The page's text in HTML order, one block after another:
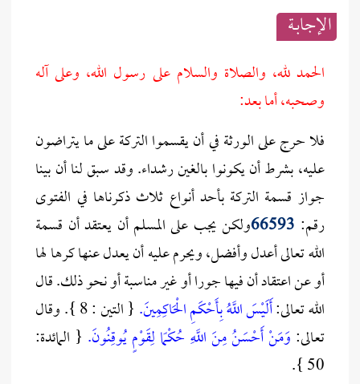
الإجابــة
الحمد لله، والصلاة والسلام على رسول الله، وعلى آله
وصحبه، أما بعد:
فلا حرج على الورثة في أن يقسموا التركة على ما يتراضون
عليه، بشرط أن يكونوا بالغين رشداء. وقد سبق لنا أن بينا
جواز قسمة التركة بأحد أنواع ثلاث ذكرناها في الفتوى
رقم: 66593ولكن يجب على المسلم أن يعتقد أن قسمة
الله تعالى أعدل وأفضل، ويحرم عليه أن يعدل عنها كرها لها
أو عن اعتقاد أن فيها جورا أو غير مناسبة أو نحو ذلك. قال
الله تعالى:أَلَيْسَ اللَّهُ بِأَحْكَمِ الْحَاكِمِينَ.
{ التين : 8 }. وقال
تعالى: وَمَنْ أَحْسَنُ مِنَ اللَّهِ حُكْمًا لِقَوْمٍ يُوقِنُونَ. { المائدة:
50 }.